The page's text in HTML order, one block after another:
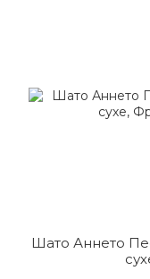
Шато Аннето